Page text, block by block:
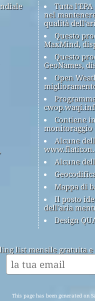
Tutta
nel
qualità
Questo
MaxMind,
Questo
GeoNames,
Open
Contiene
monitoraggio
Alcune
Alcune
Mappa di
Il posto
dell'aria
Design
list mensile gratuita
This page has been generated on